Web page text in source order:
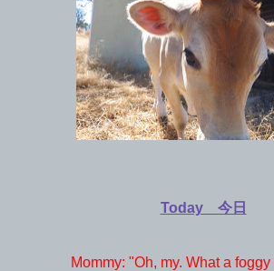
Today 今日
Mommy: "Oh, my. What a